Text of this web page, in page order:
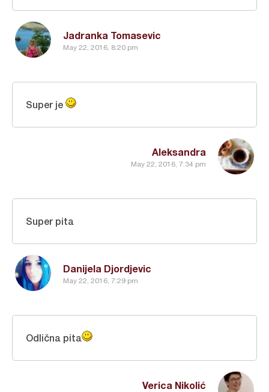
Jadranka Tomasevic
May 22, 2016, 8:20 pm
Aleksandra
May 22, 2016, 7:34 pm
Super je
Danijela Djordjevic
May 22, 2016, 7:29 pm
Super pita
Verica Nikolić
Odlična pita